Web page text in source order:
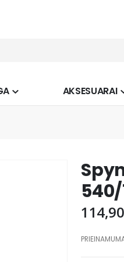
AKSESUARAI
540/